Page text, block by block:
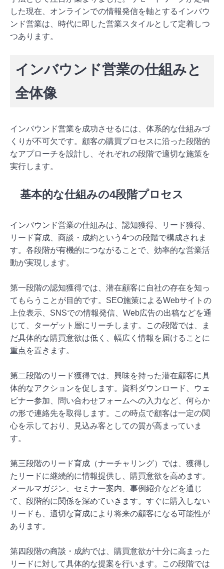
した現在、オンラインでの情報発信を軸とするインバウ
ンド営業は、時代に即した営業スタイルとして定着しつ
つあります。
インバウンド営業の仕組みと
全体像
インバウンド営業を成功させるには、体系的な仕組みづ
くりが不可欠です。顧客の購買プロセスに沿った段階的
なアプローチを設計し、それぞれの段階で適切な施策を
実行します。
基本的な仕組みの4段階プロセス
インバウンド営業の仕組みは、認知獲得、リード獲得、
リード育成、商談・成約という4つの段階で構成されま
す。各段階が有機的につながることで、効率的な営業活
動が実現します。
第一段階の認知獲得では、潜在顧客に自社の存在を知っ
てもらうことが目的です。SEO施策によるWebサイトの
上位表示、SNSでの情報発信、Web広告の出稿などを通
じて、ターゲット層にリーチします。この段階では、ま
だ具体的な購買意欲は低く、幅広く情報を届けることに
重点を置きます。
第二段階のリード獲得では、興味を持った潜在顧客に具
体的なアクションを促します。資料ダウンロード、ウェ
ビナー参加、問い合わせフォームへの入力など、何らか
の形で連絡先を取得します。この時点で顧客は一定の関
心を示しており、見込み客としての質が高まっていま
す。
第三段階のリード育成（ナーチャリング）では、獲得し
たリードに継続的に情報提供し、購買意欲を高めます。
メールマガジン、セミナー案内、事例紹介などを通じ
て、段階的に関係を深めていきます。すぐに購入しない
リードも、適切な育成により将来の顧客になる可能性が
あります。
第四段階の商談・成約では、購買意欲が十分に高まった
リードに対して具体的な提案を行います。この段階では